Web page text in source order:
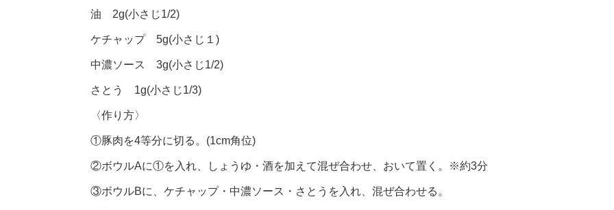
油 2g(小さじ1/2)
ケチャップ 5g(小さじ１)
中濃ソース 3g(小さじ1/2)
さとう 1g(小さじ1/3)
〈作り方〉
①豚肉を4等分に切る。(1cm角位)
②ボウルAに①を入れ、しょうゆ・酒を加えて混ぜ合わせ、おいて置く。※約3分
③ボウルBに、ケチャップ・中濃ソース・さとうを入れ、混ぜ合わせる。